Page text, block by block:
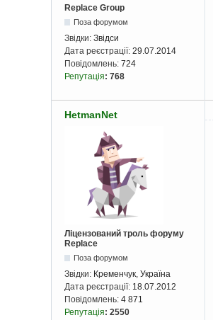
Replace Group
Поза форумом
Звідки: Звідси
Дата реєстрації: 29.07.2014
Повідомлень: 724
Репутація: 768
HetmanNet
Ліцензований троль форуму
Replace
Поза форумом
Звідки: Кременчук, Україна
Дата реєстрації: 18.07.2012
Повідомлень: 4 871
Репутація: 2550